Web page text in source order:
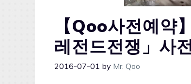
【Qoo사전예
레전드전쟁」사
2016-07-01 by Mr. Qoo